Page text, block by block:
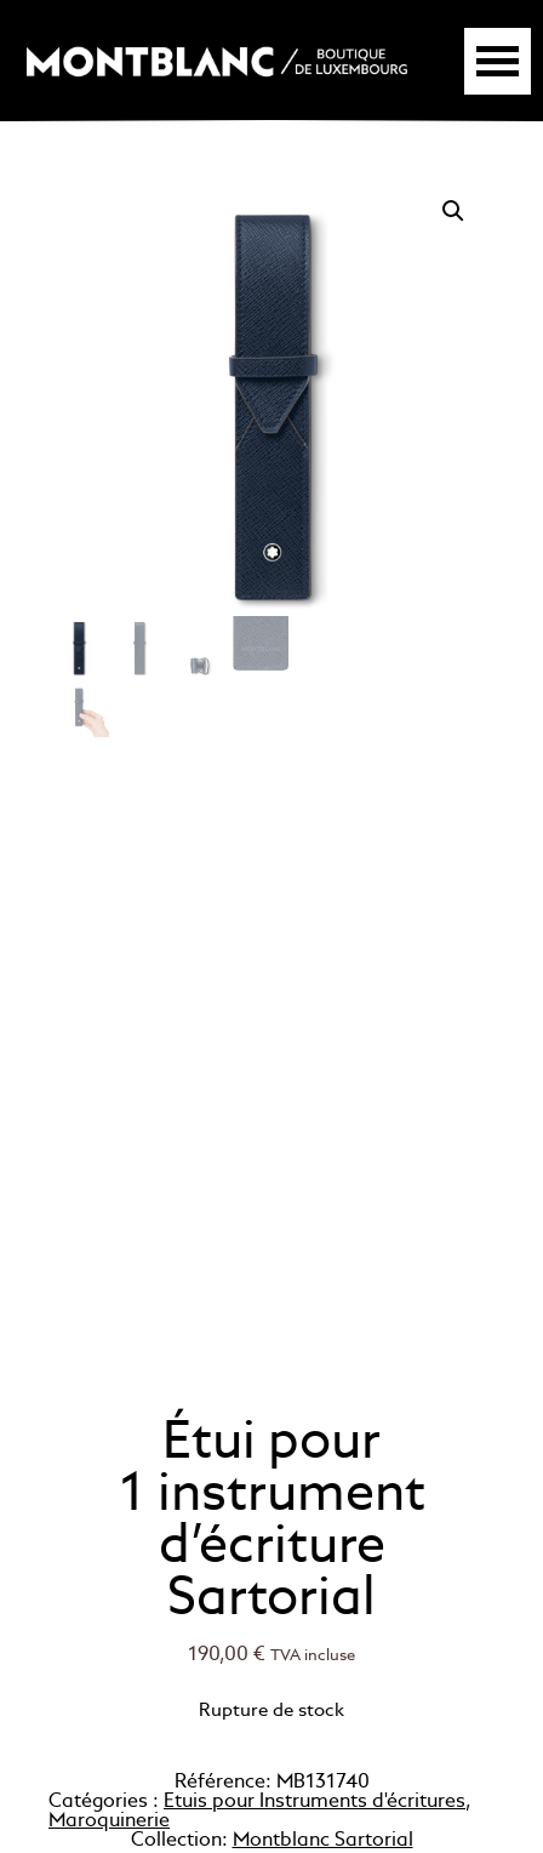
Étui pour
1 instrument
d’écriture
Sartorial
190,00 € TVA incluse
Rupture de stock
Référence: MB131740
Catégories : Etuis pour Instruments d'écritures,
Maroquinerie
Collection: Montblanc Sartorial